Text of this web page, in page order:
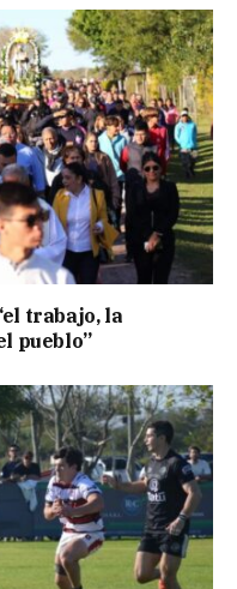
trabajo, la
pueblo”